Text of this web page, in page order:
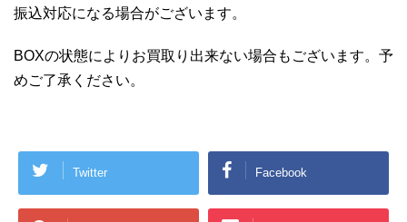
振込対応になる場合がございます。
BOXの状態によりお買取り出来ない場合もございます。予
めご了承ください。
Twitter Facebook